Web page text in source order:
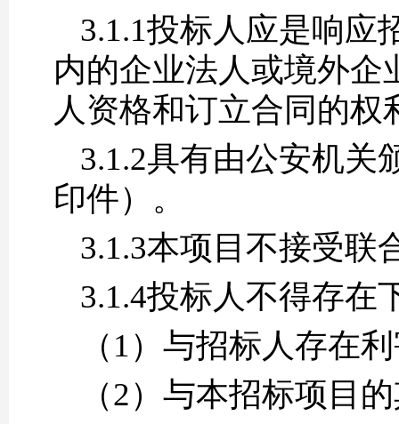
3.1.1投标人应是响应
内的企业法人或境外
人资格和订立合同的权
3.1.2具有由公安机关
印件）。
3.1.3本项目不接受联
3.1.4投标人不得存在
（1）与招标人存在
（2）与本招标项目